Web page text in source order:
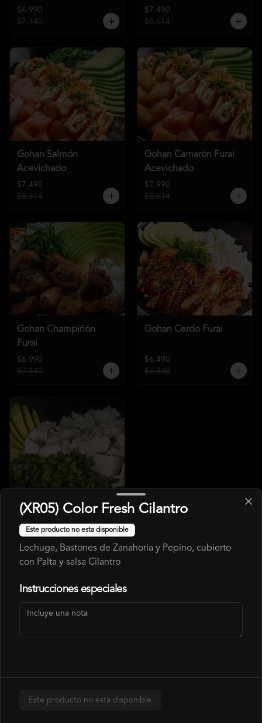
$6.990
$7.140
$7.490
$8.614
Gohan Salmón
Acevichado
$7.490
$8.614
Gohan Camarón Furai
Acevichado
$7.990
$8.614
Gohan Champiñón
Furai
$6.990
$7.140
Gohan Cerdo Furai
$6.490
$7.990
Gohan Pollo
$6.490
$7.140
Arma Tu Gohan
(XR05) Color Fresh Cilantro
Este producto no esta disponible
Lechuga, Bastones de Zanahoria y Pepino, cubierto
con Palta y salsa Cilantro
Instrucciones especiales
Este producto no esta disponible